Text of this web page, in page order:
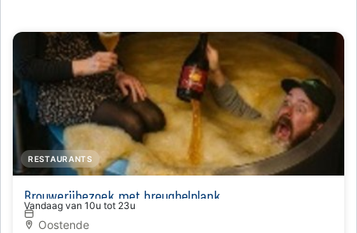
RESTAURANTS
Brouwerijbezoek met breughelplank
Vandaag van 10u tot 23u
Oostende